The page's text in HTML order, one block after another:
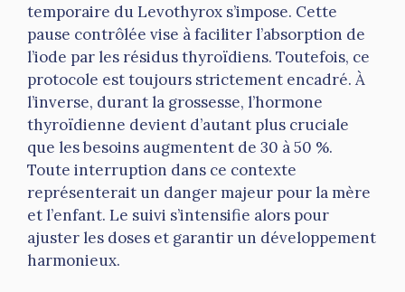
temporaire du Levothyrox s’impose. Cette
pause contrôlée vise à faciliter l’absorption de
l’iode par les résidus thyroïdiens. Toutefois, ce
protocole est toujours strictement encadré. À
l’inverse, durant la grossesse, l’hormone
thyroïdienne devient d’autant plus cruciale
que les besoins augmentent de 30 à 50 %.
Toute interruption dans ce contexte
représenterait un danger majeur pour la mère
et l’enfant. Le suivi s’intensifie alors pour
ajuster les doses et garantir un développement
harmonieux.